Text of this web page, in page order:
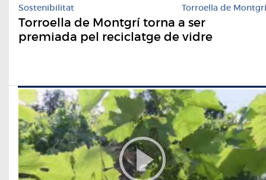
Sostenibilitat Torroella de Montgrí
Torroella de Montgrí torna a ser
premiada pel reciclatge de vidre